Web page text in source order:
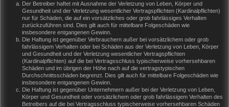
Der Betreiber haftet mit Ausnahme der Verletzung von Leben, Körper und
Gesundheit und der Verletzung wesentlicher Vertragspflichten (Kardinalpflichten)
nur für Schäden, die auf ein vorsätzliches oder grob fahrlässiges Verhalten
zurückzuführen sind. Dies gilt auch für mittelbare Folgeschäden wie
insbesondere entgangenen Gewinn.
Die Haftung ist gegenüber Verbrauchern außer bei vorsätzlichem oder grob
fahrlässigem Verhalten oder bei Schäden aus der Verletzung von Leben, Körper
und Gesundheit und der Verletzung wesentlicher Vertragspflichten
(Kardinalpflichten) auf die bei Vertragsschluss typischerweise vorhersehbaren
Schäden und im übrigen der Höhe nach auf die vertragstypischen
Durchschnittsschäden begrenzt. Dies gilt auch für mittelbare Folgeschäden wie
insbesondere entgangenen Gewinn.
Die Haftung ist gegenüber Unternehmern außer bei der Verletzung von Leben,
Körper und Gesundheit oder vorsätzlichem oder grob fahrlässigem Verhalten des
Betreibers auf die bei Vertragsschluss typischerweise vorhersehbaren Schäden